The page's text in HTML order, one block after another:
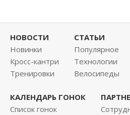
НОВОСТИ
Новинки
Кросс-кантри
Тренировки
СТАТЬИ
Популярное
Технологии
Велосипеды
КАЛЕНДАРЬ ГОНОК
Список гонок